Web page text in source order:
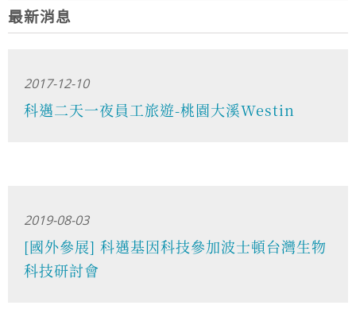
最新消息
2017-12-10
科邁二天一夜員工旅遊-桃園大溪Westin
2019-08-03
[國外參展] 科邁基因科技參加波士頓台灣生物
科技研討會